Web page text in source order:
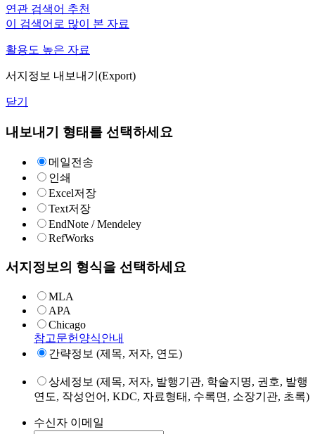
연관 검색어 추천
이 검색어로 많이 본 자료
활용도 높은 자료
서지정보 내보내기(Export)
닫기
내보내기 형태를 선택하세요
메일전송
인쇄
Excel저장
Text저장
EndNote / Mendeley
RefWorks
서지정보의 형식을 선택하세요
MLA
APA
Chicago
참고문헌양식안내
간략정보 (제목, 저자, 연도)
상세정보 (제목, 저자, 발행기관, 학술지명, 권호, 발행
연도, 작성언어, KDC, 자료형태, 수록면, 소장기관, 초록)
수신자 이메일